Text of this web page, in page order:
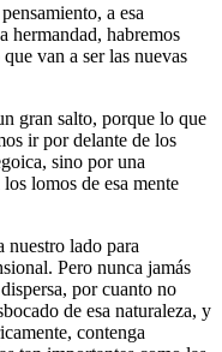
a esa
hermandad, habremos
van a ser las nuevas
gran salto, porque lo que
ir por delante de los
sino por una
lomos de esa mente
nuestro lado para
Pero nunca jamás
por cuanto no
de esa naturaleza, y
contenga